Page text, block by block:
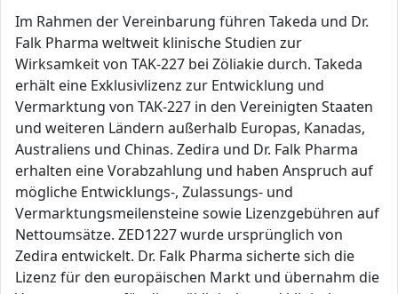
Im Rahmen der Vereinbarung führen Takeda und Dr.
Falk Pharma weltweit klinische Studien zur
Wirksamkeit von TAK-227 bei Zöliakie durch. Takeda
erhält eine Exklusivlizenz zur Entwicklung und
Vermarktung von TAK-227 in den Vereinigten Staaten
und weiteren Ländern außerhalb Europas, Kanadas,
Australiens und Chinas. Zedira und Dr. Falk Pharma
erhalten eine Vorabzahlung und haben Anspruch auf
mögliche Entwicklungs-, Zulassungs- und
Vermarktungsmeilensteine sowie Lizenzgebühren auf
Nettoumsätze. ZED1227 wurde ursprünglich von
Zedira entwickelt. Dr. Falk Pharma sicherte sich die
Lizenz für den europäischen Markt und übernahm die